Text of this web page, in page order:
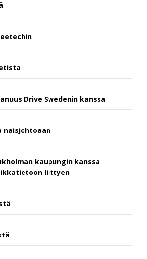
Drive Swedenin kanssa
naisjohtoaan
kaupungin kanssa
liittyen